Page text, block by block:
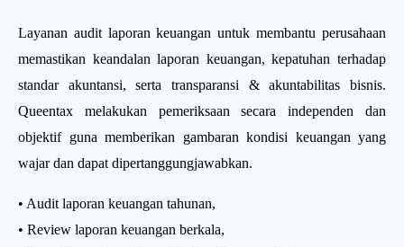
Layanan audit laporan keuangan untuk membantu perusahaan
memastikan keandalan laporan keuangan, kepatuhan terhadap
standar akuntansi, serta transparansi & akuntabilitas bisnis.
Queentax melakukan pemeriksaan secara independen dan
objektif guna memberikan gambaran kondisi keuangan yang
wajar dan dapat dipertanggungjawabkan.
• Audit laporan keuangan tahunan,
• Review laporan keuangan berkala,